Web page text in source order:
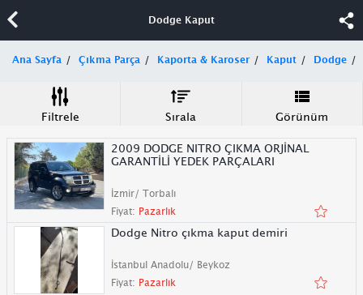
Dodge Kaput
Ana Sayfa Çıkma Parça Kaporta & Karoser Kaput Dodge
Filtrele Sırala Görünüm
2009 DODGE NITRO ÇIKMA ORJİNAL
GARANTİLİ YEDEK PARÇALARI
İzmir/ Torbalı
Fiyat: Pazarlık
Dodge Nitro çıkma kaput demiri
İstanbul Anadolu/ Beykoz
Fiyat: Pazarlık